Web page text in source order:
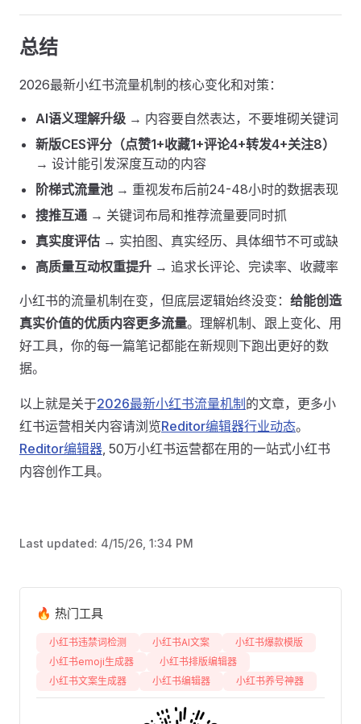
总结
2026最新小红书流量机制的核心变化和对策：
AI语义理解升级 → 内容要自然表达，不要堆砌关键词
新版CES评分（点赞1+收藏1+评论4+转发4+关注8）
→ 设计能引发深度互动的内容
阶梯式流量池 → 重视发布后前24-48小时的数据表现
搜推互通→ 关键词布局和推荐流量要同时抓
真实度评估 → 实拍图、真实经历、具体细节不可或缺
高质量互动权重提升 → 追求长评论、完读率、收藏率
小红书的流量机制在变，但底层逻辑始终没变： 给能创造
真实价值的优质内容更多流量。理解机制、跟上变化、用
好工具，你的每一篇笔记都能在新规则下跑出更好的数
据。
以上就是关于2026最新小红书流量机制 的文章，更多小
红书运营相关内容请浏览Reditor编辑器行业动态。
Reditor编辑器, 50万小红书运营都在用的一站式小红书
内容创作工具。
Last updated: 4/15/26, 1:34 PM
🔥 热门工具
小红书违禁词检测 小红书AI文案
小红书爆款模版
小红书emoji生成器
小红书排版编辑器
小红书文案生成器
小红书编辑器 小红书养号神器